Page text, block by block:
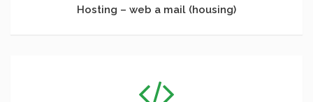
Hosting – web a mail (housing)